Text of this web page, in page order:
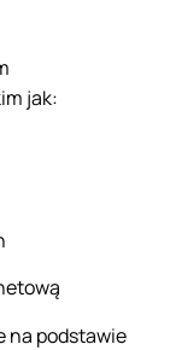
jak:
na podstawie